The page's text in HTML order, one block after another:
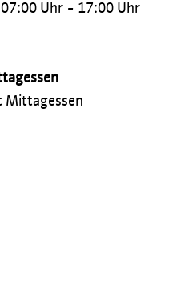
07:00 Uhr - 17:00 Uhr
Mittagessen